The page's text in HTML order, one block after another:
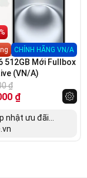
CHÍNH HÃNG VN/A
512GB Mới Fullbox
(VN/A)
₫
₫
nhật ưu đãi...